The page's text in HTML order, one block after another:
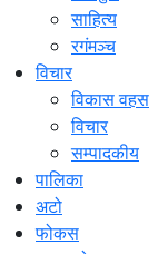
साहित्य
रगंमञ्च
विचार
विकास वहस
विचार
सम्पादकीय
पालिका
अटो
फोकस